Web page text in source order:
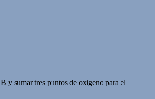
y sumar tres puntos de oxigeno para el